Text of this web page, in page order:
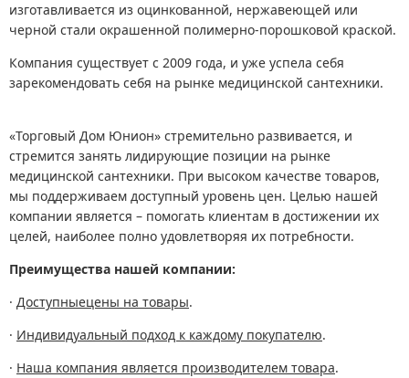
изготавливается из оцинкованной, нержавеющей или
черной стали окрашенной полимерно-порошковой краской.
Компания существует с 2009 года, и уже успела себя
зарекомендовать себя на рынке медицинской сантехники.
«Торговый Дом Юнион» стремительно развивается, и
стремится занять лидирующие позиции на рынке
медицинской сантехники. При высоком качестве товаров,
мы поддерживаем доступный уровень цен. Целью нашей
компании является – помогать клиентам в достижении их
целей, наиболее полно удовлетворяя их потребности.
Преимущества нашей компании:
· Доступныецены на товары.
· Индивидуальный подход к каждому покупателю.
· Наша компания является производителем товара.